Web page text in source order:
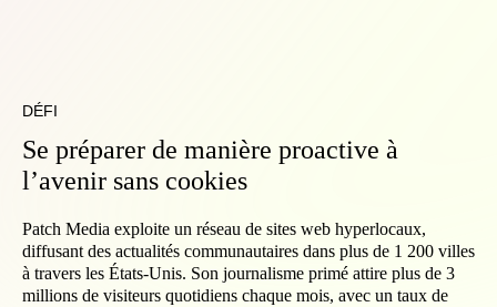
DÉFI
Se préparer de manière proactive à
l’avenir sans cookies
Patch Media exploite un réseau de sites web hyperlocaux,
diffusant des actualités communautaires dans plus de 1 200 villes
à travers les États-Unis. Son journalisme primé attire plus de 3
millions de visiteurs quotidiens chaque mois, avec un taux de